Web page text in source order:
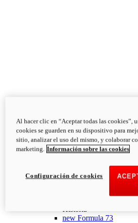
Historia
new Formula 73
Al hacer clic en “Aceptar todas las cookies”,
cookies se guarden en su dispositivo para
sitio, analizar el uso del mismo, y colaborar
marketing. Información sobre las cookies
Configuración de cookies